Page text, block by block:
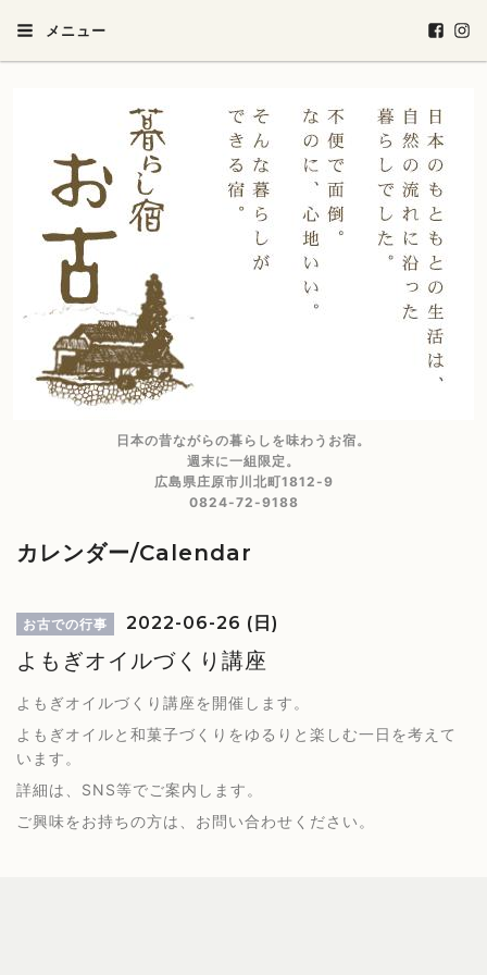
メニュー
日本の昔ながらの暮らしを味わうお宿。
週末に一組限定。
広島県庄原市川北町1812-9
0824-72-9188
カレンダー/Calendar
お古での行事 2022-06-26 (日)
よもぎオイルづくり講座
よもぎオイルづくり講座を開催します。
よもぎオイルと和菓子づくりをゆるりと楽しむ一日を考えて
います。
詳細は、SNS等でご案内します。
ご興味をお持ちの方は、お問い合わせください。